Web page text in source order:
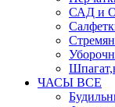
САД и
ЧАСЫ ВСЕ